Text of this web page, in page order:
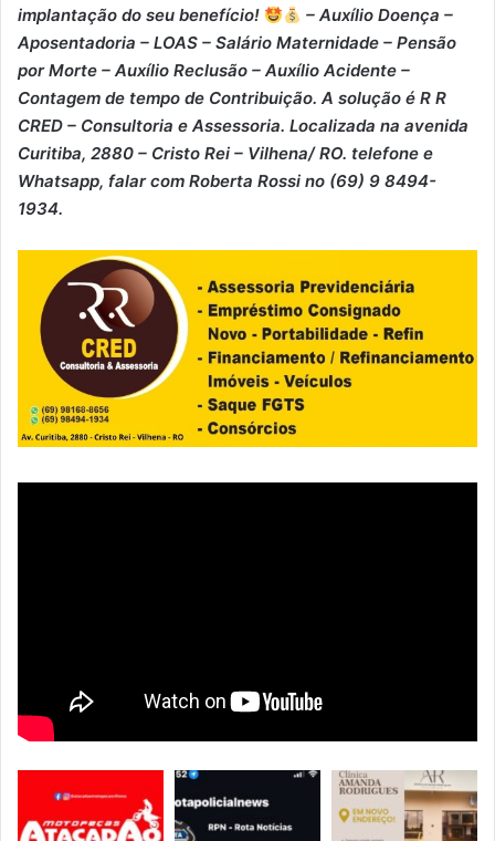
implantação do seu benefício!
– Auxílio Doença –
⁠Aposentadoria – ⁠LOAS – ⁠Salário Maternidade – ⁠Pensão
por Morte – ⁠Auxílio Reclusão – ⁠Auxílio Acidente –
⁠Contagem de tempo de Contribuição. A solução é R R
CRED – Consultoria e Assessoria. Localizada na avenida
Curitiba, 2880 – Cristo Rei – Vilhena/ RO. telefone e
Whatsapp, falar com Roberta Rossi no (69) 9 8494-
1934.